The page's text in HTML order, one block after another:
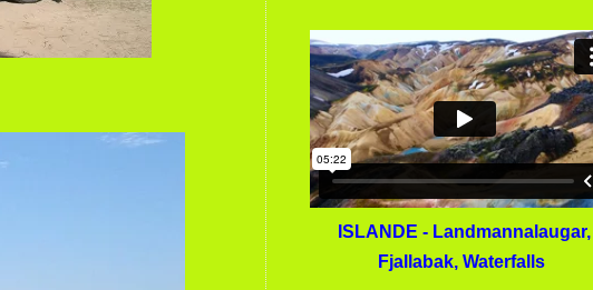
ISLANDE - Landmannalaugar,
Fjallabak, Waterfalls